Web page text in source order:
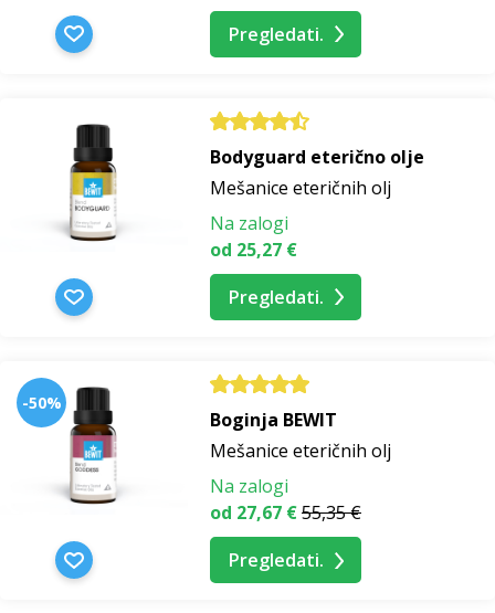
Pregledati.
Bodyguard eterično olje
Mešanice eteričnih olj
Na zalogi
od 25,27 €
Pregledati.
-50%
Boginja BEWIT
Mešanice eteričnih olj
Na zalogi
od 27,67 €55,35 €
Pregledati.